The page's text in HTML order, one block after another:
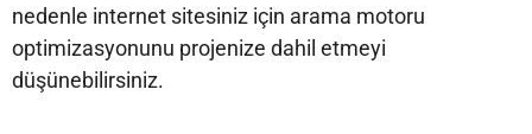
nedenle internet sitesiniz için arama motoru
optimizasyonunu projenize dahil etmeyi
düşünebilirsiniz.